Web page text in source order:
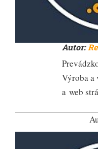
Autor:
Výroba
a web